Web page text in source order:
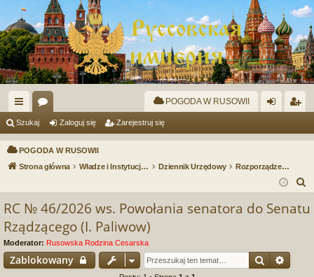
ię
ce
j
or
a
POGODA W RUSOWII
og
uj
ę
ej
tru
j
Szukaj Zaloguj się Zarejestruj się
POGODA W RUSOWII
Strona główna
Władze i Instytucje Państwowe Dziennik Urzędowy
Rozporządzenia Cesarskie
u
RC № 46/2026 ws. Powołania senatora do Senatu
Rządzącego (I. Paliwow)
Moderator: Rusowska Rodzina Cesarska
Zablokowany Szukaj